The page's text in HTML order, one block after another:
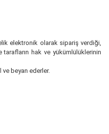
elektronik olarak sipariş verdiği,
hak ve yükümlülüklerinin
ve beyan ederler.